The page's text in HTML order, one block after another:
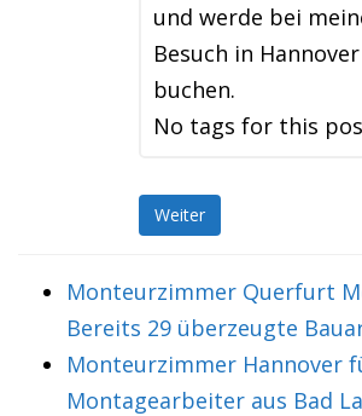
und werde bei
Besuch in
buchen.
No tags for this
Weiter
Monteurzimmer Querfurt
Bereits 29 überzeugte
Monteurzimmer Hannover
Montagearbeiter aus Bad